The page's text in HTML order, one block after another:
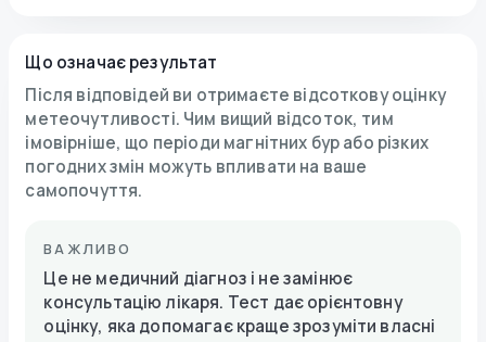
Що означає результат
Після відповідей ви отримаєте відсоткову оцінку
метеочутливості. Чим вищий відсоток, тим
імовірніше, що періоди магнітних бур або різких
погодних змін можуть впливати на ваше
самопочуття.
ВАЖЛИВО
Це не медичний діагноз і не замінює
консультацію лікаря. Тест дає орієнтовну
оцінку, яка допомагає краще зрозуміти власні